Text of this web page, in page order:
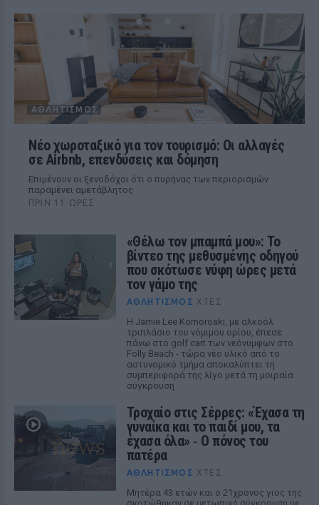
ΑΘΛΗΤΙΣΜΌΣ
Νέο χωροταξικό για τον τουρισμό: Οι αλλαγές
σε Airbnb, επενδύσεις και δόμηση
Επιμένουν οι ξενοδόχοι ότι ο πυρήνας των περιορισμών
παραμένει αμετάβλητος
ΠΡΙΝ 11 ΏΡΕΣ
«Θέλω τον μπαμπά μου»: Το
βίντεο της μεθυσμένης οδηγού
που σκότωσε νύφη ώρες μετά
τον γάμο της
ΑΘΛΗΤΙΣΜΌΣ ΧΤΕΣ
Η Jamie Lee Komoroski, με αλκοόλ
τριπλάσιο του νόμιμου ορίου, έπεσε
πάνω στο golf cart των νεόνυμφων στο
Folly Beach - τώρα νέο υλικό από το
αστυνομικό τμήμα αποκαλύπτει τη
συμπεριφορά της λίγο μετά τη μοιραία
σύγκρουση
Τροχαίο στις Σέρρες: «Έχασα τη
γυναίκα και το παιδί μου, τα
έχασα όλα» ‑ Ο πόνος του
πατέρα
ΑΘΛΗΤΙΣΜΌΣ ΧΤΕΣ
Μητέρα 43 ετών και ο 21χρονος γιος της